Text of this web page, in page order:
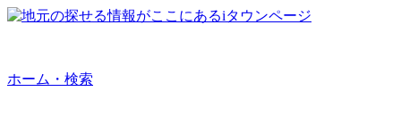
ホーム・検索